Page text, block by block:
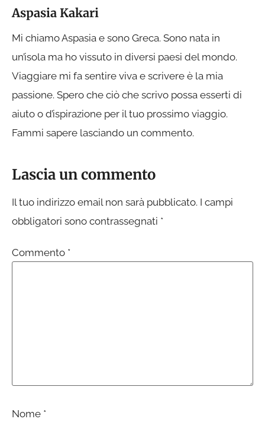
Aspasia Kakari
Mi chiamo Aspasia e sono Greca. Sono nata in
un’isola ma ho vissuto in diversi paesi del mondo.
Viaggiare mi fa sentire viva e scrivere è la mia
passione. Spero che ciò che scrivo possa esserti di
aiuto o d’ispirazione per il tuo prossimo viaggio.
Fammi sapere lasciando un commento.
Lascia un commento
Il tuo indirizzo email non sarà pubblicato. I campi
obbligatori sono contrassegnati *
Commento *
Nome *